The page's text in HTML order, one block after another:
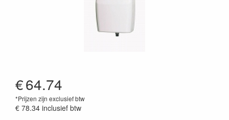
€64.74
*Prijzen zijn exclusief btw
€ 78.34 inclusief btw